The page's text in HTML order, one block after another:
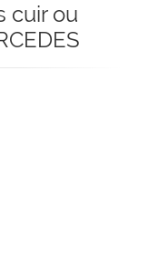
cuir ou